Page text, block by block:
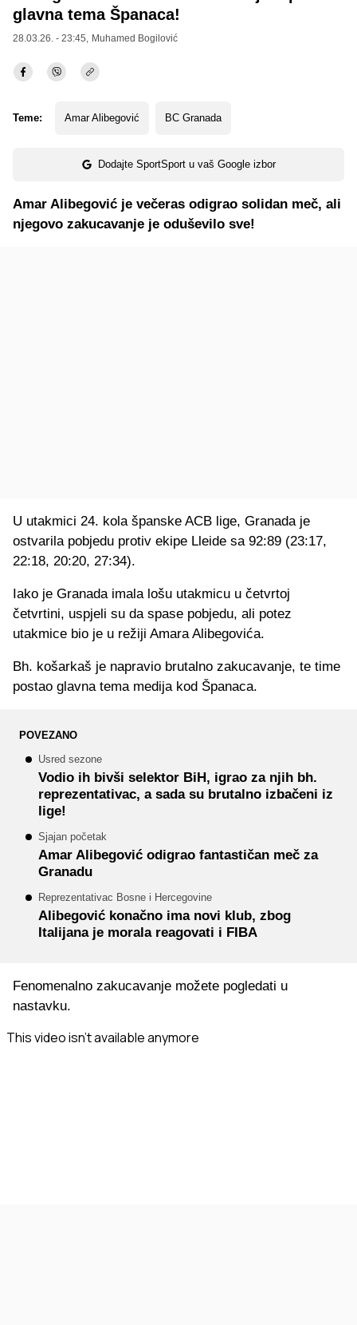
glavna tema Španaca!
28.03.26. - 23:45, Muhamed Bogilović
Teme: Amar Alibegović BC Granada
Dodajte SportSport u vaš Google izbor
Amar Alibegović je večeras odigrao solidan meč, ali
njegovo zakucavanje je oduševilo sve!
U utakmici 24. kola španske ACB lige, Granada je
ostvarila pobjedu protiv ekipe Lleide sa 92:89 (23:17,
22:18, 20:20, 27:34).
Iako je Granada imala lošu utakmicu u četvrtoj
četvrtini, uspjeli su da spase pobjedu, ali potez
utakmice bio je u režiji Amara Alibegovića.
Bh. košarkaš je napravio brutalno zakucavanje, te time
postao glavna tema medija kod Španaca.
POVEZANO
Usred sezone
Vodio ih bivši selektor BiH, igrao za njih bh.
reprezentativac, a sada su brutalno izbačeni iz
lige!
Sjajan početak
Amar Alibegović odigrao fantastičan meč za
Granadu
Reprezentativac Bosne i Hercegovine
Alibegović konačno ima novi klub, zbog
Italijana je morala reagovati i FIBA
Fenomenalno zakucavanje možete pogledati u
nastavku.